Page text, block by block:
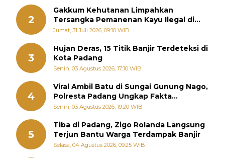
2
Gakkum Kehutanan Limpahkan
Tersangka Pemanenan Kayu Ilegal di
Sariak Bayang ke Kejari Solok
Jumat, 31 Juli 2026, 09:10 WIB
3
Hujan Deras, 15 Titik Banjir Terdeteksi di
Kota Padang
Senin, 03 Agustus 2026, 17:10 WIB
4
Viral Ambil Batu di Sungai Gunung Nago,
Polresta Padang Ungkap Fakta
Sebenarnya
Senin, 03 Agustus 2026, 19:20 WIB
5
Tiba di Padang, Zigo Rolanda Langsung
Terjun Bantu Warga Terdampak Banjir
Selasa, 04 Agustus 2026, 09:25 WIB